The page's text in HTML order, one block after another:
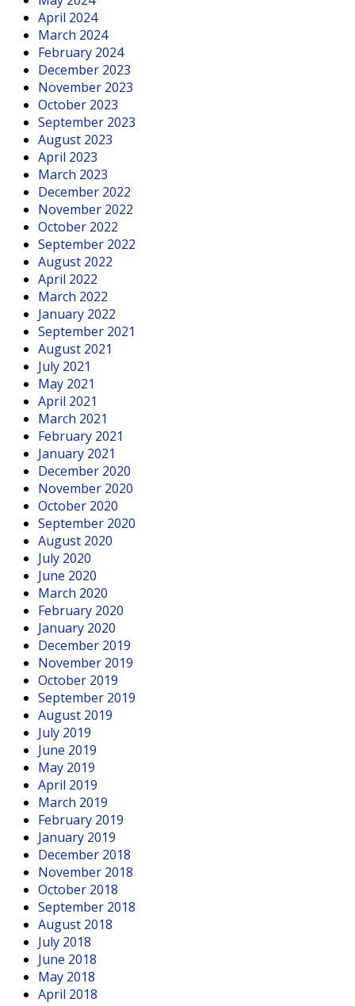
April 2024
March 2024
February 2024
December 2023
November 2023
October 2023
September 2023
August 2023
April 2023
March 2023
December 2022
November 2022
October 2022
September 2022
August 2022
April 2022
March 2022
January 2022
September 2021
August 2021
July 2021
May 2021
April 2021
March 2021
February 2021
January 2021
December 2020
November 2020
October 2020
September 2020
August 2020
July 2020
June 2020
March 2020
February 2020
January 2020
December 2019
November 2019
October 2019
September 2019
August 2019
July 2019
June 2019
May 2019
April 2019
March 2019
February 2019
January 2019
December 2018
November 2018
October 2018
September 2018
August 2018
July 2018
June 2018
May 2018
April 2018